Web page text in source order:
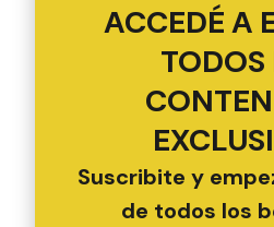
ACCEDÉ A
TODOS
Suscribite y
de todos los